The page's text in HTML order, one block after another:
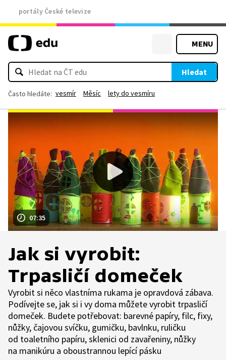
portály České televize
MENU
Hledat
Často hledáte: vesmír Měsíc lety do vesmíru
07:35
Jak si vyrobit:
Trpasličí domeček
Vyrobit si něco vlastníma rukama je opravdová zábava.
Podívejte se, jak si i vy doma můžete vyrobit trpasličí
domeček. Budete potřebovat: barevné papíry, filc, fixy,
nůžky, čajovou svíčku, gumičku, bavlnku, ruličku
od toaletního papíru, sklenici od zavařeniny, nůžky
na manikúru a oboustrannou lepící pásku